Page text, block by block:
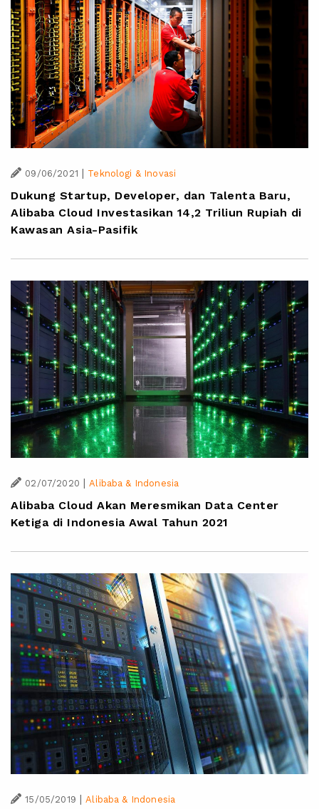
09/06/2021 | Teknologi & Inovasi
Dukung Startup, Developer, dan Talenta Baru,
Alibaba Cloud Investasikan 14,2 Triliun Rupiah di
Kawasan Asia-Pasifik
02/07/2020 Alibaba & Indonesia
Alibaba Cloud Akan Meresmikan Data Center
Ketiga di Indonesia Awal Tahun 2021
15/05/2019 Alibaba & Indonesia